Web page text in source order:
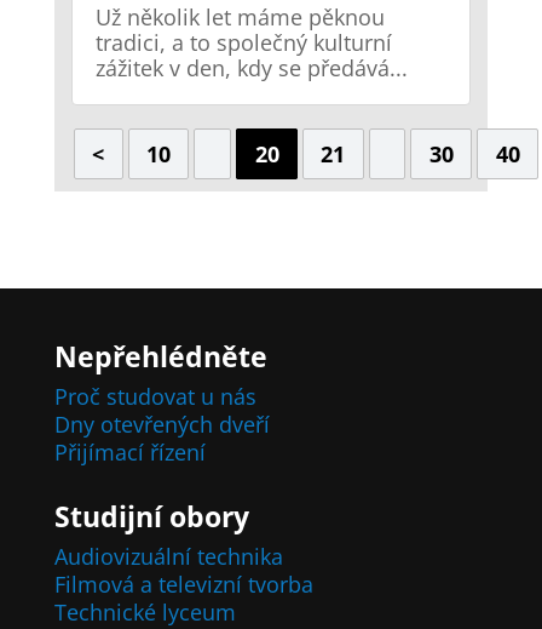
Už několik let máme pěknou
tradici, a to společný kulturní
zážitek v den, kdy se předává...
< 10 20 21 30 40
Nepřehlédněte
Proč studovat u nás
Dny otevřených dveří
Přijímací řízení
Studijní obory
Audiovizuální technika
Filmová a televizní tvorba
Technické lyceum